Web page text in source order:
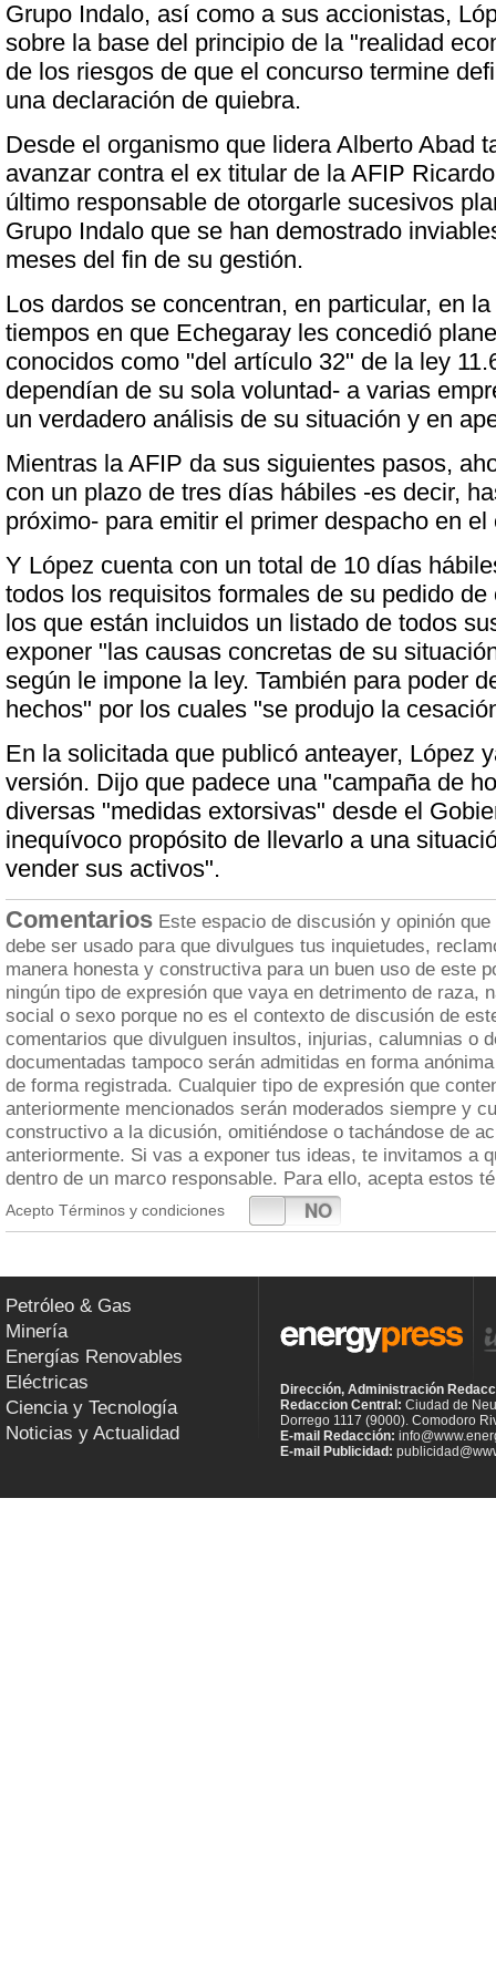
Grupo Indalo, así como a sus accionistas,
sobre la base del principio de la "realidad
de los riesgos de que el concurso termine
una declaración de quiebra.
Desde el organismo que lidera Alberto Abad
avanzar contra el ex titular de la AFIP
último responsable de otorgarle sucesivos
Grupo Indalo que se han demostrado
meses del fin de su gestión.
Los dardos se concentran, en particular, en
tiempos en que Echegaray les concedió
conocidos como "del artículo 32" de la ley
dependían de su sola voluntad- a varias
un verdadero análisis de su situación y en
Mientras la AFIP da sus siguientes pasos,
con un plazo de tres días hábiles -es decir,
próximo- para emitir el primer despacho en el
Y López cuenta con un total de 10 días
todos los requisitos formales de su pedido de
los que están incluidos un listado de todos
exponer "las causas concretas de su
según le impone la ley. También para poder
hechos" por los cuales "se produjo la
En la solicitada que publicó anteayer, López
versión. Dijo que padece una "campaña de
diversas "medidas extorsivas" desde el
inequívoco propósito de llevarlo a una
vender sus activos".
Comentarios Este espacio de discusión y opinión
debe ser usado para que divulgues tus inquietudes,
manera honesta y constructiva para un buen uso de este
ningún tipo de expresión que vaya en detrimento de raza,
social o sexo porque no es el contexto de discusión de
comentarios que divulguen insultos, injurias, calumnias o
documentadas tampoco serán admitidas en forma
de forma registrada. Cualquier tipo de expresión que
anteriormente mencionados serán moderados siempre y
constructivo a la dicusión, omitiéndose o tachándose de
anteriormente. Si vas a exponer tus ideas, te invitamos a
dentro de un marco responsable. Para ello, acepta estos
Acepto Términos y condiciones NO
SI
Petróleo & Gas
Minería
Energías Renovables
Eléctricas
Ciencia y Tecnología
Noticias y Actualidad
Dirección, Administración
Redaccion Central: Ciudad de
Dorrego 1117 (9000). Comodoro
E-mail Redacción:
E-mail Publicidad: